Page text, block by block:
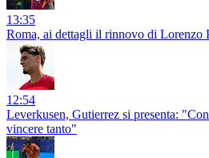
13:35
Roma, ai dettagli il rinnovo di Lorenzo
12:54
Leverkusen, Gutierrez si presenta:
vincere tanto"